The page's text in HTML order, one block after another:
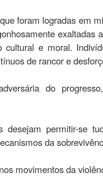
foram logradas em
cultural e moral.
de rancor e
do
desejam permitir-
da
movimentos da